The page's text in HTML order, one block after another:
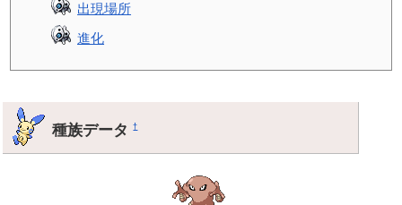
出現場所
進化
種族データ†